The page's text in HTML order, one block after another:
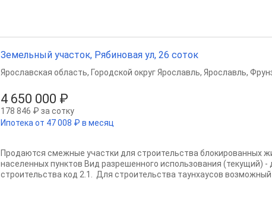
Земельный участок, Рябиновая ул, 26 соток
4 650 000 ₽
178 846 ₽ за сотку
Ипотека от 47 008 ₽ в месяц
Ярославская область, Городской округ Ярославль, Ярославль,
Продаются смежные участки для строительства блокированных
населенных пунктов Вид разрешенного использования (текущий) -
строительства код 2.1. Для строительства таунхаусов возможный